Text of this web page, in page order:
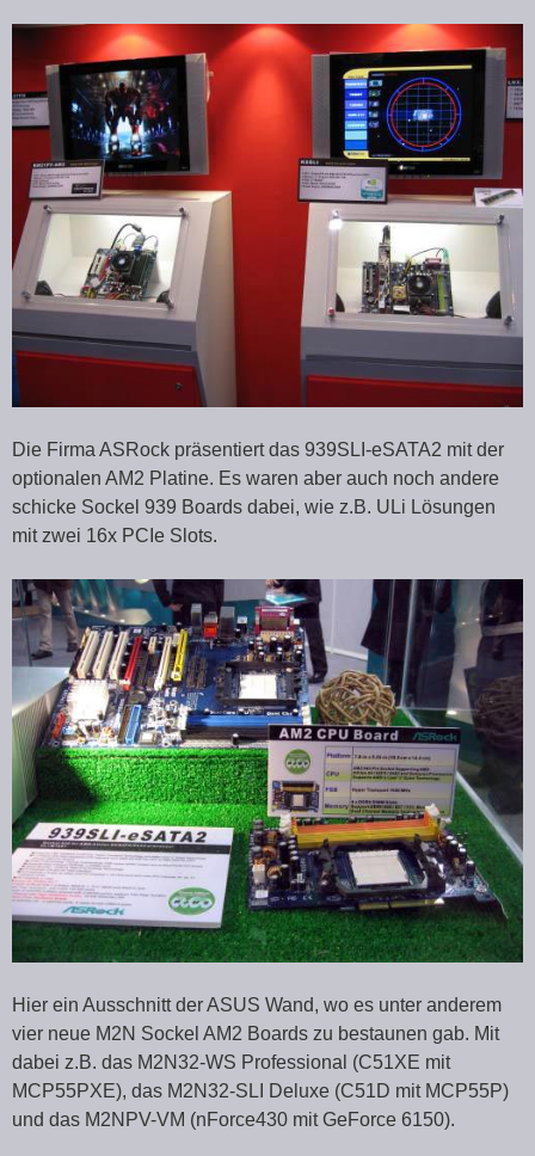
Die Firma ASRock präsentiert das 939SLI-eSATA2 mit der
optionalen AM2 Platine. Es waren aber auch noch andere
schicke Sockel 939 Boards dabei, wie z.B. ULi Lösungen
mit zwei 16x PCIe Slots.
Hier ein Ausschnitt der ASUS Wand, wo es unter anderem
vier neue M2N Sockel AM2 Boards zu bestaunen gab. Mit
dabei z.B. das M2N32-WS Professional (C51XE mit
MCP55PXE), das M2N32-SLI Deluxe (C51D mit MCP55P)
und das M2NPV-VM (nForce430 mit GeForce 6150).